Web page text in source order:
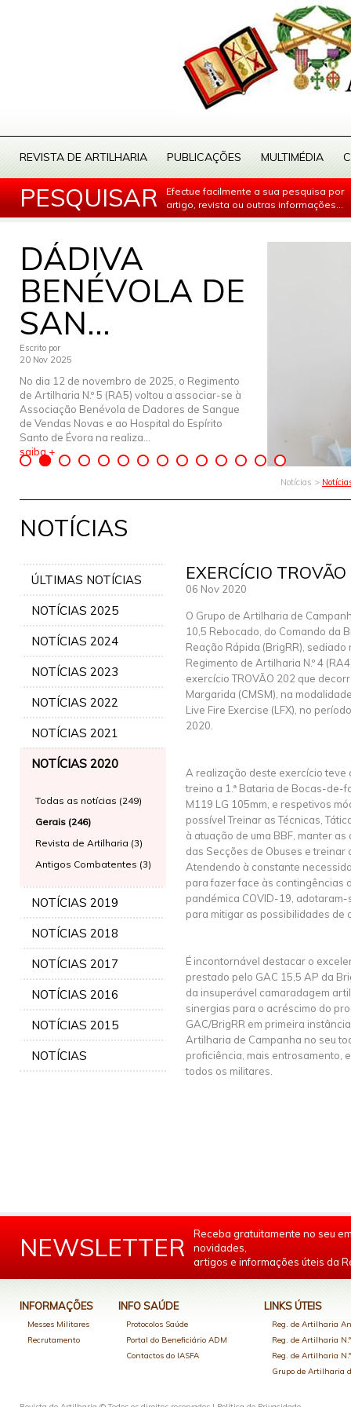
REVISTA DE ARTILHARIA PUBLICAÇÕES MULTIMÉDIA
PESQUISAR
Efectue facilmente a sua pesquisa por
artigo, revista ou outras informações...
DÁDIVA
BENÉVOLA DE
SAN...
Escrito por
20 Nov 2025
No dia 12 de novembro de 2025, o Regimento
de Artilharia N.º 5 (RA5) voltou a associar-se à
Associação Benévola de Dadores de Sangue
de Vendas Novas e ao Hospital do Espírito
Santo de Évora na realiza...
saiba +
Notícias >
NOTÍCIAS
ÚLTIMAS NOTÍCIAS
NOTÍCIAS 2025
NOTÍCIAS 2024
NOTÍCIAS 2023
NOTÍCIAS 2022
NOTÍCIAS 2021
NOTÍCIAS 2020
Todas as notícias (249)
Gerais (246)
Revista de Artilharia (3)
Antigos Combatentes (3)
NOTÍCIAS 2019
NOTÍCIAS 2018
NOTÍCIAS 2017
NOTÍCIAS 2016
NOTÍCIAS 2015
NOTÍCIAS
EXERCÍCIO TROVÃO
06 Nov 2020
O Grupo de Artilharia de
10,5 Rebocado, do Comando da
Reação Rápida (BrigRR), sediado
Regimento de Artilharia N.º 4
exercício TROVÃO 202 que
Margarida (CMSM), na
Live Fire Exercise (LFX), no
2020.
A realização deste exercício teve
treino a 1.ª Bataria de Bocas-de-
M119 LG 105mm, e respetivos
possível Treinar as Técnicas,
à atuação de uma BBF, manter
das Secções de Obuses e treinar
Atendendo à constante
para fazer face às contingências
pandémica COVID-19,
para mitigar as possibilidades de
É incontornável destacar o
prestado pelo GAC 15,5 AP da
da insuperável camaradagem
sinergias para o acréscimo do
GAC/BrigRR em primeira
Artilharia de Campanha no seu
proficiência, mais entrosamento,
todos os militares.
NEWSLETTER
Receba gratuitamente no seu
novidades,
artigos e informações úteis da
INFORMAÇÕES
Messes Militares
Recrutamento
INFO SAÚDE
Protocolos Saúde
Portal do Beneficiário ADM
Contactos do IASFA
LINKS ÚTEIS
Reg. de Artilharia
Reg. de Artilharia
Reg. de Artilharia
Grupo de Artilharia